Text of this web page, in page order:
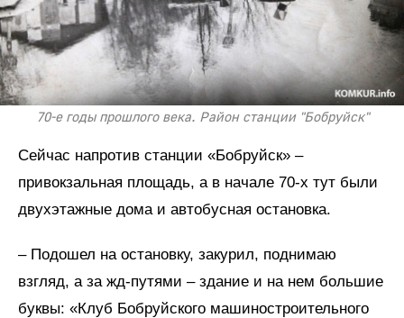
70-е годы прошлого века. Район станции "Бобруйск"
Сейчас напротив станции «Бобруйск» –
привокзальная площадь, а в начале 70-х тут были
двухэтажные дома и автобусная остановка.
– Подошел на остановку, закурил, поднимаю
взгляд, а за жд-путями – здание и на нем большие
буквы: «Клуб Бобруйского машиностроительного